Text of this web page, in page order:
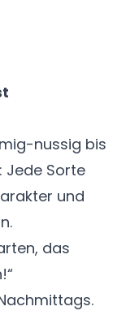
nussig bis
Jede Sorte
und
das